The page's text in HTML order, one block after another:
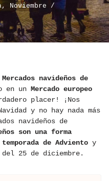
, Noviembre
Mercados navideños de
en un Mercado europeo
placer! ¡Nos
y no hay nada más
navideños de
son una forma
de Adviento y
25 de diciembre.